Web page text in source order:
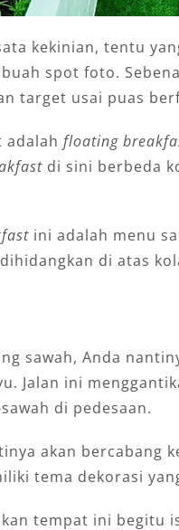
kekinian, tentu
spot foto.
target usai puas
adalah floating
di sini berbeda
ini adalah menu
di atas
sawah, Anda
Jalan ini
di pedesaan.
akan bercabang
tema dekorasi
tempat ini begitu